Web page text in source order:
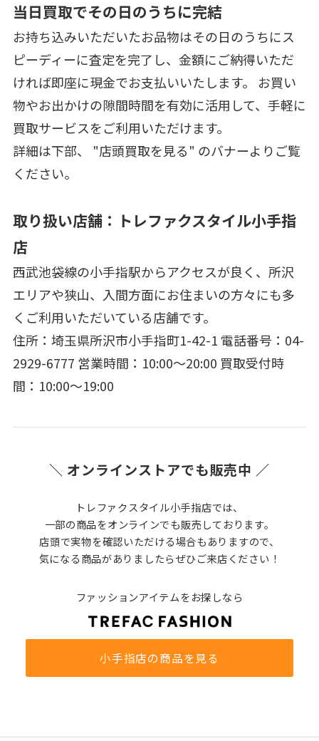
当日買取でその日のうちに完結
お持ち込みいただいたお品物はその日のうちにス
ピーディーに査定を完了し、金額にご納得いただ
ければ即座に現金でお支払いいたします。 お買い
物やお出かけの隙間時間を有効に活用して、手軽に
買取サービスをご利用いただけます。
詳細は下部、 "店頭買取を見る" のバナーよりご覧
ください。
取り扱い店舗：トレファクスタイル小手指
店
西武池袋線の小手指駅からアクセスが良く、所沢
エリアや狭山、入間方面にお住まいの方々にも多
くご利用いただいている店舗です。
住所：埼玉県所沢市小手指町1-42-1 電話番号：04-
2929-6777 営業時間：10:00～20:00 買取受付時
間：10:00～19:00
＼ オンラインストアでも販売中 ／
トレファクスタイル小手指店では、
一部の商品をオンラインでも販売しております。
店頭で実物を確認いただける場合もありますので、
気になる商品がありましたらぜひご来店ください！
ファッションアイテムをお探しなら
小手指店の商品を見る